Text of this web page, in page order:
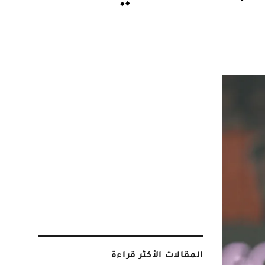
المقالات الأكثر قراءة